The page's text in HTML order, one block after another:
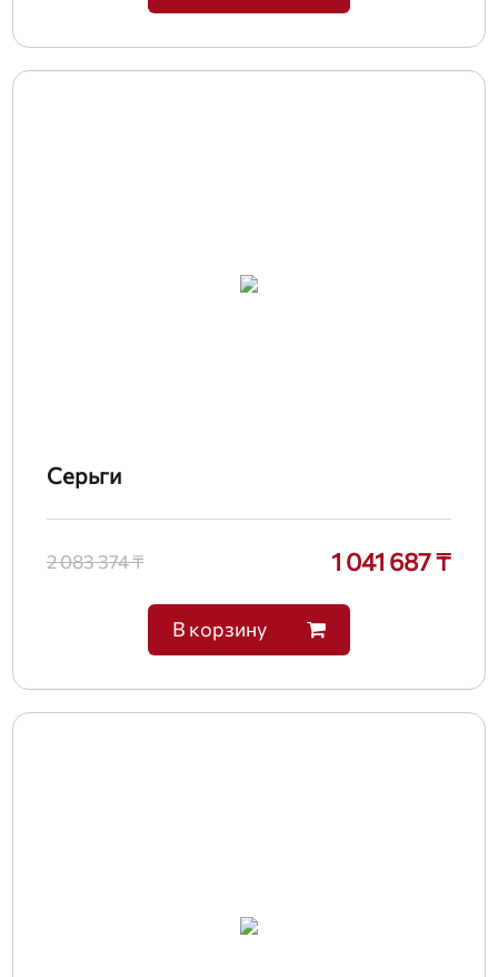
Серьги
2 083 374 ₸ 1 041 687 ₸
В корзину